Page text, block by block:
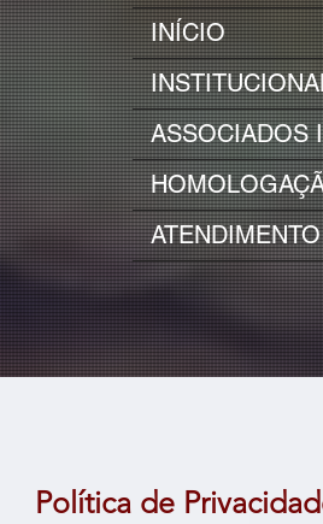
INÍCIO
ASSOCIADOS
ATENDIMENTO
Política de